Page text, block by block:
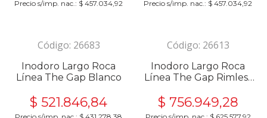
Precio s/imp. nac.: $457.034,92 Precio s/imp. nac.: $457.034,92
Código: 26683
Inodoro Largo Roca
Línea The Gap Blanco
$ 521.846,84
Código: 26613
Inodoro Largo Roca
Línea The Gap Rimless
$ 756.949,28